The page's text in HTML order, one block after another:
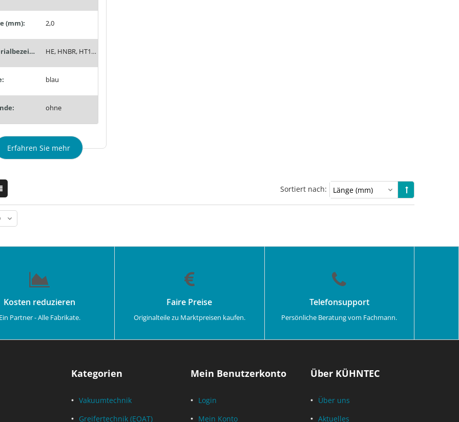
(mm): 2,0
Materialbezeichnung: HE, HNBR, HT1, Siton®, Tempaflex, Therban®, Thermalon®
blau
ohne
Erfahren Sie mehr
Sortiert nach:
Kosten reduzieren
Partner - Alle Fabrikate.
Faire Preise
Originalteile zu Marktpreisen kaufen.
Telefonsupport
Persönliche Beratung vom Fachmann.
Kategorien
Vakuumtechnik
Greifertechnik (EOAT)
Mein Benutzerkonto
Login
Mein Konto
Über KÜHNTEC
Über uns
Aktuelles